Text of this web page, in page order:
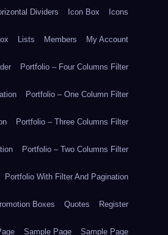
Dividers Icon Box Icons
Lists Members My Account
Portfolio – Four Columns Filter
Portfolio – One Column Filter
Portfolio – Three Columns Filter
Portfolio – Two Columns Filter
Portfolio With Filter And Pagination
Boxes Quotes Register
Sample Page Sample Page